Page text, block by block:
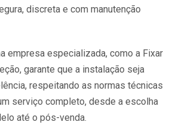
discreta e com manutenção
empresa especializada, como a Fixar
garante que a instalação seja
respeitando as normas técnicas
serviço completo, desde a escolha
até o pós-venda.